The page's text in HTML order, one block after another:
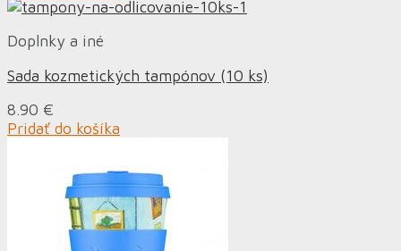
Doplnky a iné
Sada kozmetických tampónov (10 ks)
8.90 €
Pridať do košíka